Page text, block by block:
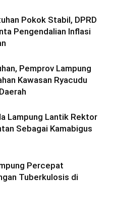
Pokok Stabil, DPRD
Pengendalian Inflasi
Pemprov Lampung
Kawasan Ryacudu
Lampung Lantik Rektor
Sebagai Kamabigus
Percepat
Tuberkulosis di